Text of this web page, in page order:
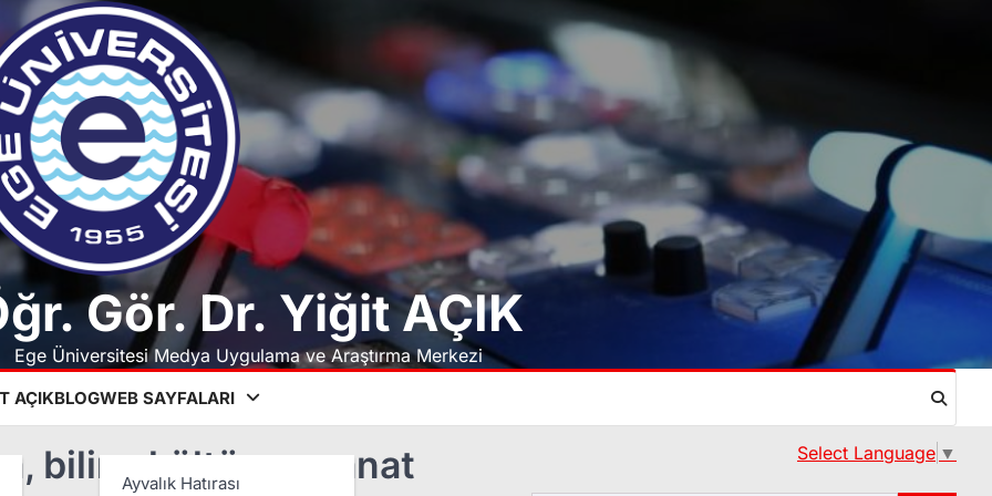
Gör. Dr. Yiğit AÇIK
Ege Üniversitesi Medya Uygulama ve Araştırma Merkezi
AÇIKBLOGWEB SAYFALARI
Ayvalık Hatırası
bilim, kültür ve sanat
Select Language ▼